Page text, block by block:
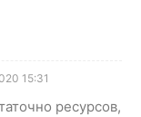
15:31
ресурсов,